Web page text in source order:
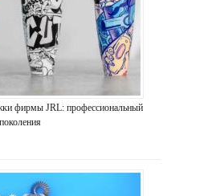
фирмы JRL: профессиональный